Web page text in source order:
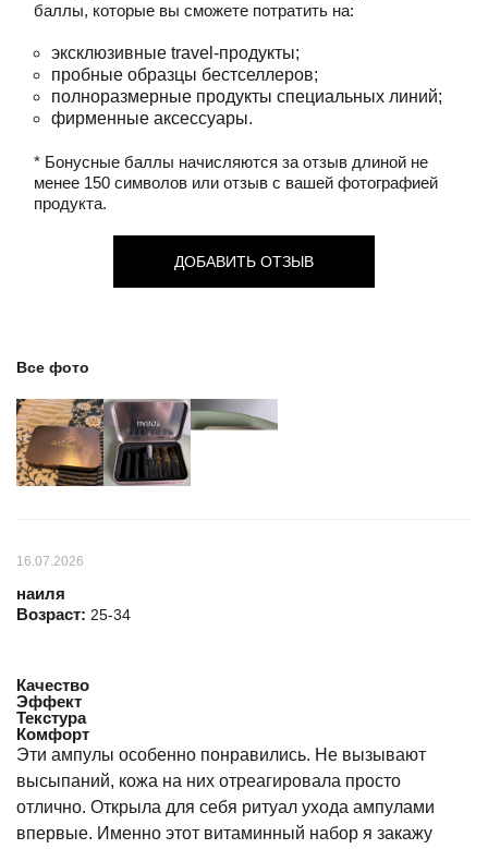
баллы, которые вы сможете потратить на:
эксклюзивные travel-продукты;
пробные образцы бестселлеров;
полноразмерные продукты специальных линий;
фирменные аксессуары.
* Бонусные баллы начисляются за отзыв длиной не
менее 150 символов или отзыв с вашей фотографией
продукта.
ДОБАВИТЬ ОТЗЫВ
Все фото
16.07.2026
наиля
Возраст: 25-34
Качество
Эффект
Текстура
Комфорт
Эти ампулы особенно понравились. Не вызывают
высыпаний, кожа на них отреагировала просто
отлично. Открыла для себя ритуал ухода ампулами
впервые. Именно этот витаминный набор я закажу